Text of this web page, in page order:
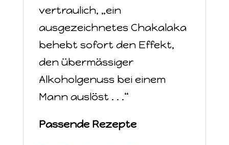
vertraulich, „ein
ausgezeichnetes Chakalaka
behebt sofort den Effekt,
den übermässiger
Alkoholgenuss bei einem
Mann auslöst . . .“
Passende Rezepte